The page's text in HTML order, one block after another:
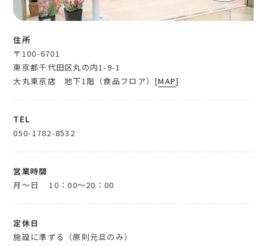
住所
〒100-6701
東京都千代田区丸の内1-9-1
大丸東京店 地下1階（食品フロア）[MAP]
TEL
050-1782-8532
営業時間
月～日
10：00～20：00
定休日
施設に準ずる（原則元旦のみ）